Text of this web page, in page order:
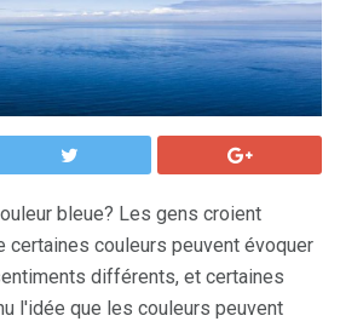
bleue? Les gens croient
certaines couleurs peuvent évoquer
différents, et certaines
l'idée que les couleurs peuvent